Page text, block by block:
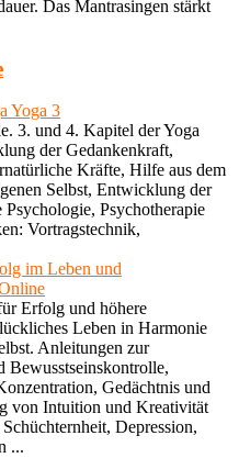
Das Mantrasingen stärkt
Yoga 3
3. und 4. Kapitel der Yoga
der Gedankenkraft,
Kräfte, Hilfe aus dem
Selbst, Entwicklung der
Psychotherapie
Vortragstechnik,
im Leben und
Erfolg und höhere
Leben in Harmonie
Anleitungen zur
Bewusstseinskontrolle,
Gedächtnis und
von Intuition und Kreativität
Depression,
...